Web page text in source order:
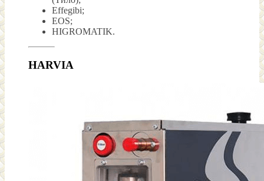
Effegibi;
EOS;
HIGROMATIK.
HARVIA